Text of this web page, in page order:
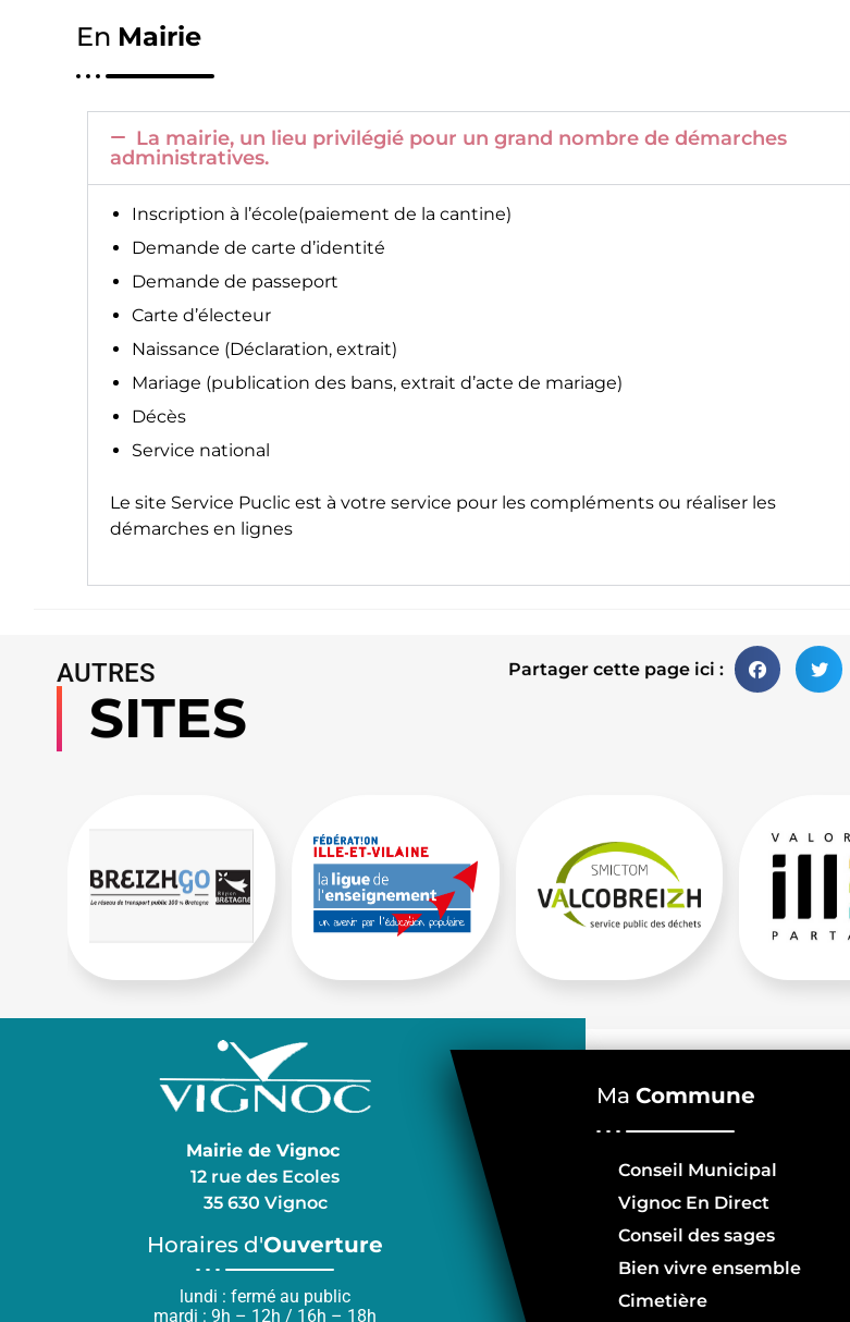
En Mairie
La mairie, un lieu privilégié pour un grand nombre de démarches
administratives.
Inscription à l’école(paiement de la cantine)
Demande de carte d’identité
Demande de passeport
Carte d’électeur
Naissance (Déclaration, extrait)
Mariage (publication des bans, extrait d’acte de mariage)
Décès
Service national
Le site Service Puclic est à votre service pour les compléments ou réaliser les
démarches en lignes
Partager cette page ici :
AUTRES
SITES
Mairie de Vignoc
12 rue des Ecoles
35 630 Vignoc
Horaires d'Ouverture
lundi : fermé au public
mardi : 9h – 12h / 16h – 18h
Ma Commune
Conseil Municipal
Vignoc En Direct
Conseil des sages
Bien vivre ensemble
Cimetière